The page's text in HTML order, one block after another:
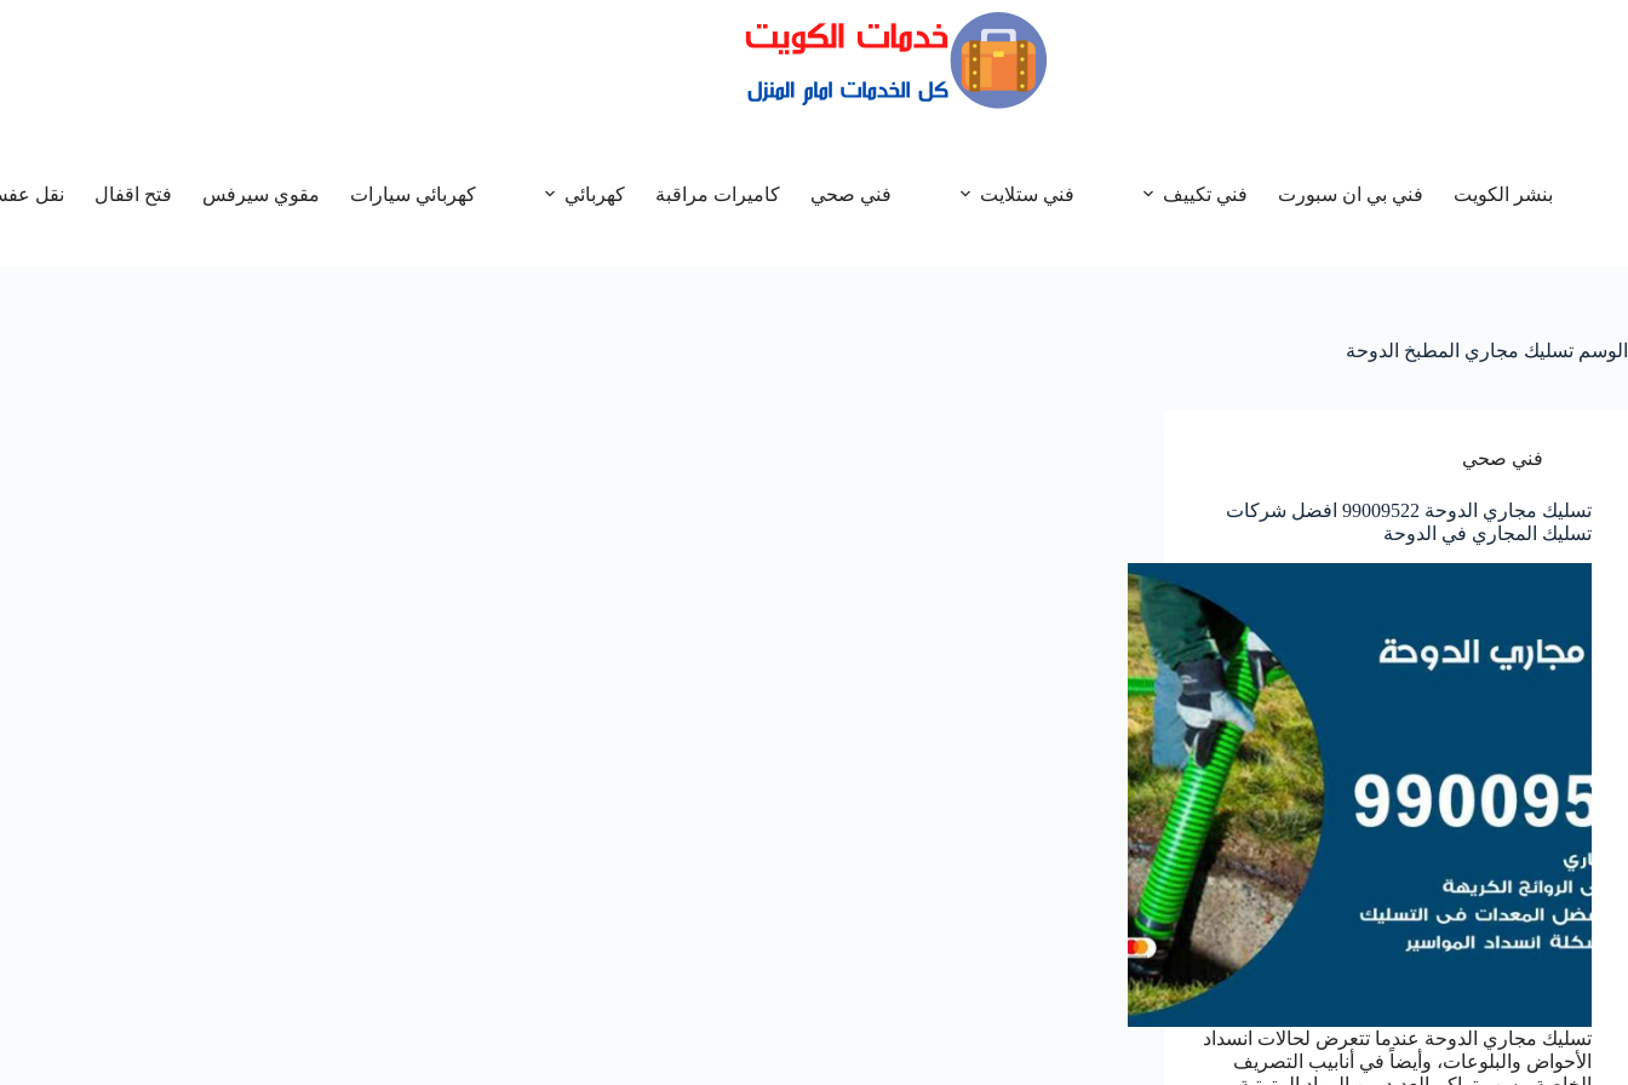
بنشر الكويت فني بي ان سبورت فني تكييف فني ستلايت فني صحي كاميرات مراقبة كهربائي كهربائي سيارات مقوي سيرفس فتح اقفال نقل
الوسم تسليك مجاري المطبخ الدوحة
فني صحي
تسليك مجاري الدوحة 99009522 افضل شركات
تسليك المجاري في الدوحة
تسليك مجاري الدوحة عندما تتعرض لحالات انسداد
الأحواض والبلوعات، وأيضاً في أنابيب التصريف